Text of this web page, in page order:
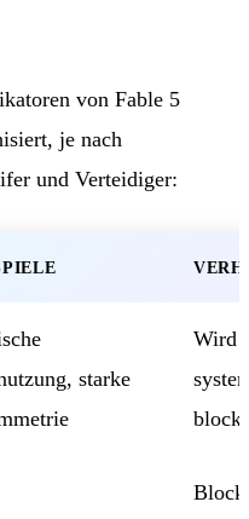
von Fable 5
je nach
und Verteidiger:
starke
Wird